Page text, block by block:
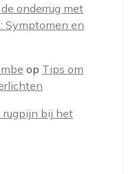
onderrug met
Symptomen en
op Tips om
rugpijn bij het